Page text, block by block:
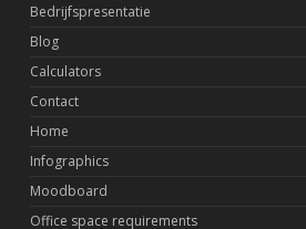
Bedrijfspresentatie
Blog
Calculators
Contact
Home
Infographics
Moodboard
Office space requirements